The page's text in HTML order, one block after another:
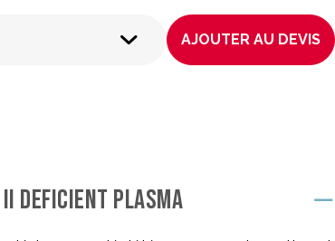
AJOUTER AU DEVIS
DEFICIENT PLASMA